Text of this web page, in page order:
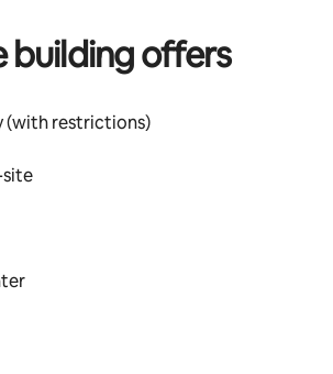
building offers
(with restrictions)
site